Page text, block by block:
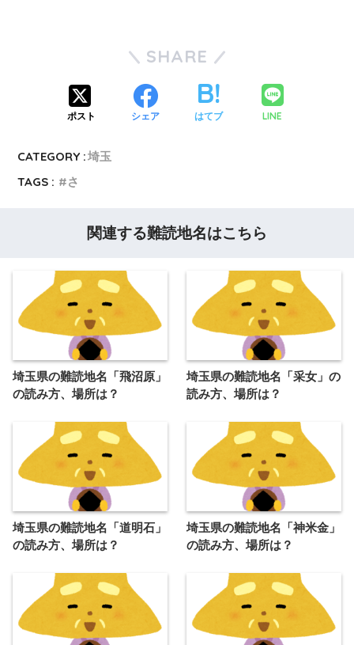
SHARE
ポスト シェア はてブ LINE
CATEGORY :埼玉
TAGS :
さ
関連する難読地名はこちら
埼玉県の難読地名「飛沼原」
の読み方、場所は？
埼玉県の難読地名「采女」の
読み方、場所は？
埼玉県の難読地名「道明石」
の読み方、場所は？
埼玉県の難読地名「神米金」
の読み方、場所は？